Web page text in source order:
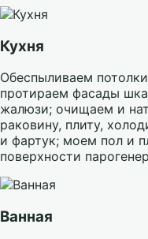
Кухня
Обеспыливаем
протираем фасады
жалюзи; очищаем и
раковину, плиту,
и фартук; моем пол и
поверхности
Ванная